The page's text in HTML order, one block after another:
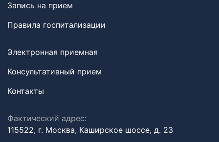
Запись на прием
Правила госпитализации
Электронная приемная
Консультативный прием
Контакты
Фактический адрес:
115522, г. Москва, Каширское шоссе, д. 23